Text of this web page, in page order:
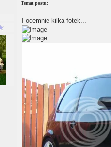
Temat postu:
I odemnie kilka fotek...